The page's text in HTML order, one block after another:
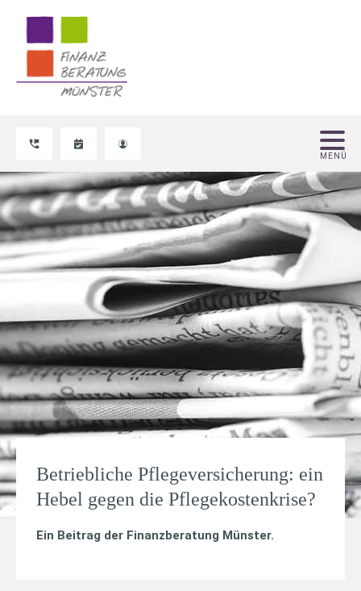
Betriebliche Pflegeversicherung: ein
Hebel gegen die Pflegekostenkrise?
Ein Beitrag der Finanzberatung Münster.